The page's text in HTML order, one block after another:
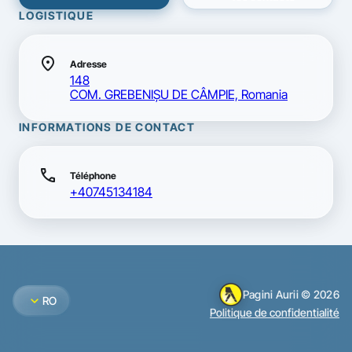
LOGISTIQUE
location_on Adresse
148
COM. GREBENIŞU DE CÂMPIE, Romania
INFORMATIONS DE CONTACT
call Téléphone
+40745134184
expand_more RO
Pagini Aurii © 2026
Politique de confidentialité